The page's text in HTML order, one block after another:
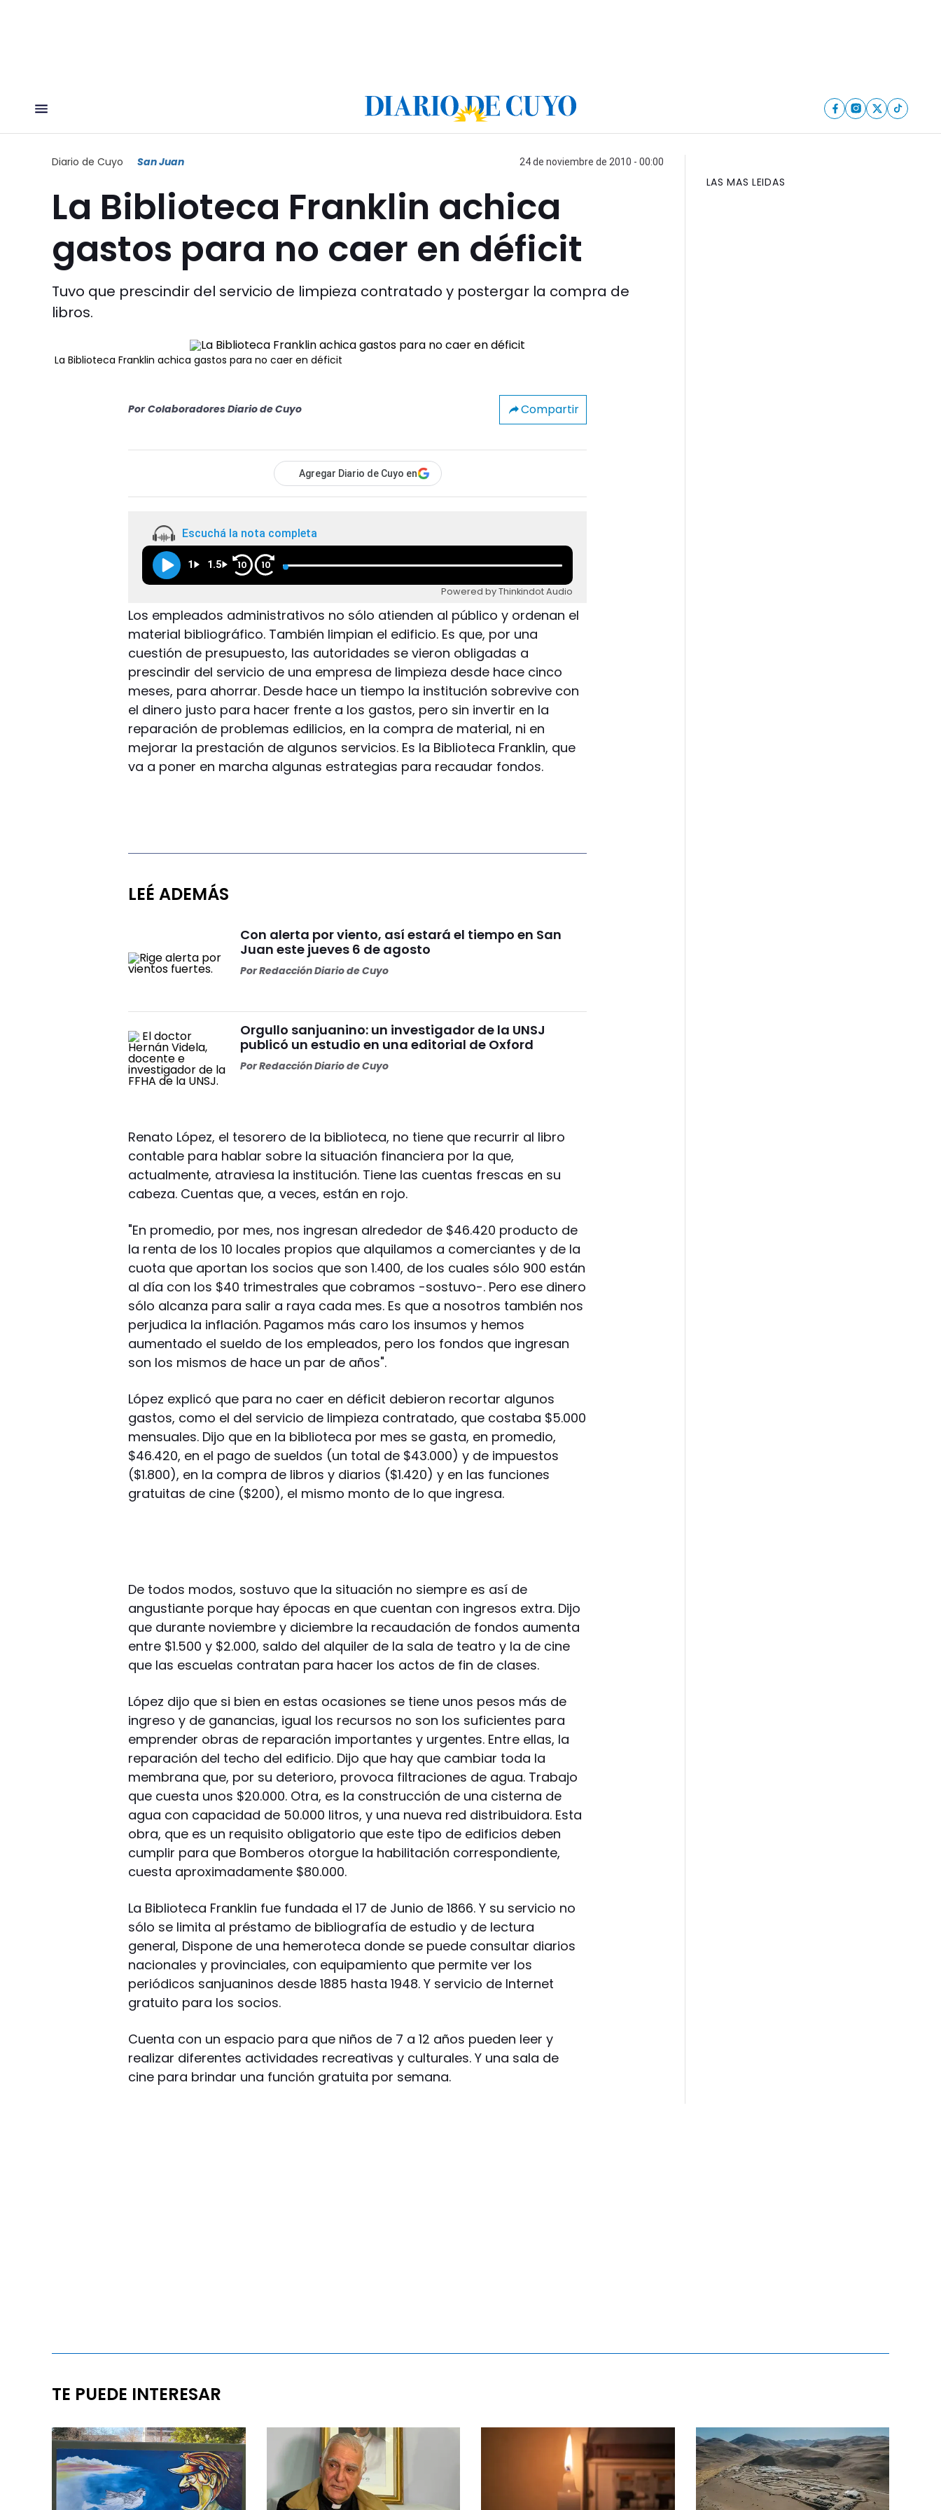
Diario de Cuyo San Juan 24 de noviembre de 2010 - 00:00
La Biblioteca Franklin achica
gastos para no caer en déficit
Tuvo que prescindir del servicio de limpieza contratado y postergar la compra de
libros.
La Biblioteca Franklin achica gastos para no caer en déficit
Por Colaboradores Diario de Cuyo Compartir
Agregar Diario de Cuyo en
Escuchá la nota completa
1 1.5 10 10
Powered by Thinkindot Audio
Los empleados administrativos no sólo atienden al público y ordenan el
material bibliográfico. También limpian el edificio. Es que, por una
cuestión de presupuesto, las autoridades se vieron obligadas a
prescindir del servicio de una empresa de limpieza desde hace cinco
meses, para ahorrar. Desde hace un tiempo la institución sobrevive con
el dinero justo para hacer frente a los gastos, pero sin invertir en la
reparación de problemas edilicios, en la compra de material, ni en
mejorar la prestación de algunos servicios. Es la Biblioteca Franklin, que
va a poner en marcha algunas estrategias para recaudar fondos.
LEÉ ADEMÁS
Con alerta por viento, así estará el tiempo en San
Juan este jueves 6 de agosto
PorRedacción Diario de Cuyo
Orgullo sanjuanino: un investigador de la UNSJ
publicó un estudio en una editorial de Oxford
PorRedacción Diario de Cuyo
Renato López, el tesorero de la biblioteca, no tiene que recurrir al libro
contable para hablar sobre la situación financiera por la que,
actualmente, atraviesa la institución. Tiene las cuentas frescas en su
cabeza. Cuentas que, a veces, están en rojo.
"En promedio, por mes, nos ingresan alrededor de $46.420 producto de
la renta de los 10 locales propios que alquilamos a comerciantes y de la
cuota que aportan los socios que son 1.400, de los cuales sólo 900 están
al día con los $40 trimestrales que cobramos -sostuvo-. Pero ese dinero
sólo alcanza para salir a raya cada mes. Es que a nosotros también nos
perjudica la inflación. Pagamos más caro los insumos y hemos
aumentado el sueldo de los empleados, pero los fondos que ingresan
son los mismos de hace un par de años".
López explicó que para no caer en déficit debieron recortar algunos
gastos, como el del servicio de limpieza contratado, que costaba $5.000
mensuales. Dijo que en la biblioteca por mes se gasta, en promedio,
$46.420, en el pago de sueldos (un total de $43.000) y de impuestos
($1.800), en la compra de libros y diarios ($1.420) y en las funciones
gratuitas de cine ($200), el mismo monto de lo que ingresa.
De todos modos, sostuvo que la situación no siempre es así de
angustiante porque hay épocas en que cuentan con ingresos extra. Dijo
que durante noviembre y diciembre la recaudación de fondos aumenta
entre $1.500 y $2.000, saldo del alquiler de la sala de teatro y la de cine
que las escuelas contratan para hacer los actos de fin de clases.
López dijo que si bien en estas ocasiones se tiene unos pesos más de
ingreso y de ganancias, igual los recursos no son los suficientes para
emprender obras de reparación importantes y urgentes. Entre ellas, la
reparación del techo del edificio. Dijo que hay que cambiar toda la
membrana que, por su deterioro, provoca filtraciones de agua. Trabajo
que cuesta unos $20.000. Otra, es la construcción de una cisterna de
agua con capacidad de 50.000 litros, y una nueva red distribuidora. Esta
obra, que es un requisito obligatorio que este tipo de edificios deben
cumplir para que Bomberos otorgue la habilitación correspondiente,
cuesta aproximadamente $80.000.
La Biblioteca Franklin fue fundada el 17 de Junio de 1866. Y su servicio no
sólo se limita al préstamo de bibliografía de estudio y de lectura
general, Dispone de una hemeroteca donde se puede consultar diarios
nacionales y provinciales, con equipamiento que permite ver los
periódicos sanjuaninos desde 1885 hasta 1948. Y servicio de Internet
gratuito para los socios.
Cuenta con un espacio para que niños de 7 a 12 años pueden leer y
realizar diferentes actividades recreativas y culturales. Y una sala de
cine para brindar una función gratuita por semana.
LAS MAS LEIDAS
TE PUEDE INTERESAR